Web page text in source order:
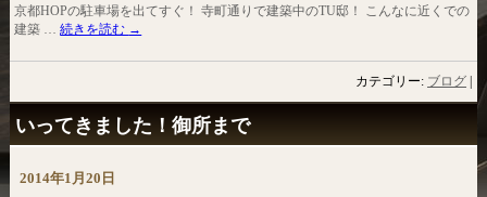
京都HOPの駐車場を出てすぐ！ 寺町通りで建築中のTU邸！ こんなに近くでの
建築 …続きを読む →
カテゴリー: ブログ
いってきました！御所まで
2014年1月20日